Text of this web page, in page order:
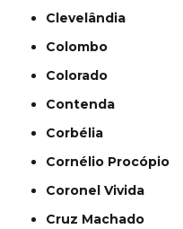
Clevelândia
Colombo
Colorado
Contenda
Corbélia
Cornélio Procópio
Coronel Vivida
Cruz Machado